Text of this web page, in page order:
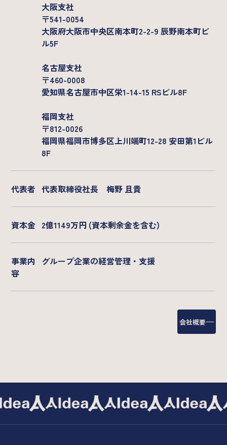
大阪支社
〒541-0054
大阪府大阪市中央区南本町2-2-9 辰野南本町ビ
ル5F
名古屋支社
〒460-0008
愛知県名古屋市中区栄1-14-15 RSビル8F
福岡支社
〒812-0026
福岡県福岡市博多区上川端町12-28 安田第1ビル
8F
代表者 代表取締役社長 梅野 且貴
資本金 2億1149万円 (資本剰余金を含む)
事業内
容
グループ企業の経営管理・支援
会社概要